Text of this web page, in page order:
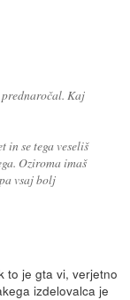
prednaročal. Kaj
in se tega veseliš
Oziroma imaš
vsaj bolj
to je gta vi, verjetno
izdelovalca je